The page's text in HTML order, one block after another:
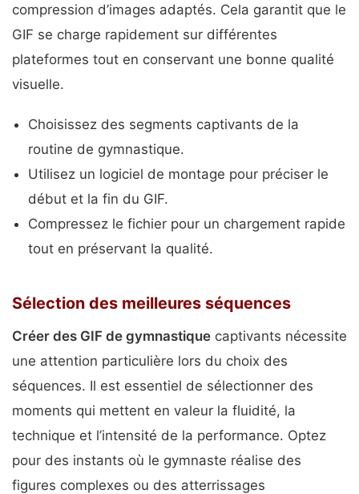
compression d’images adaptés. Cela garantit que le
GIF se charge rapidement sur différentes
plateformes tout en conservant une bonne qualité
visuelle.
Choisissez des segments captivants de la
routine de gymnastique.
Utilisez un logiciel de montage pour préciser le
début et la fin du GIF.
Compressez le fichier pour un chargement rapide
tout en préservant la qualité.
Sélection des meilleures séquences
Créer des GIF de gymnastique captivants nécessite
une attention particulière lors du choix des
séquences. Il est essentiel de sélectionner des
moments qui mettent en valeur la fluidité, la
technique et l’intensité de la performance. Optez
pour des instants où le gymnaste réalise des
figures complexes ou des atterrissages